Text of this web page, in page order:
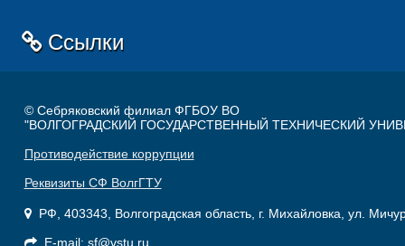
Ссылки
© Себряковский филиал ФГБОУ ВО
"ВОЛГОГРАДСКИЙ ГОСУДАРСТВЕННЫЙ ТЕХНИЧЕСКИЙ
Противодействие коррупции
Реквизиты СФ ВолгГТУ
РФ, 403343, Волгоградская область, г. Михайловка, ул.
E-mail: sf@vstu.ru